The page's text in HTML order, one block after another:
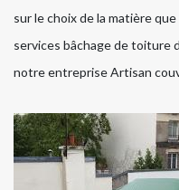
sur le choix de la matière
services bâchage de toiture
notre entreprise Artisan